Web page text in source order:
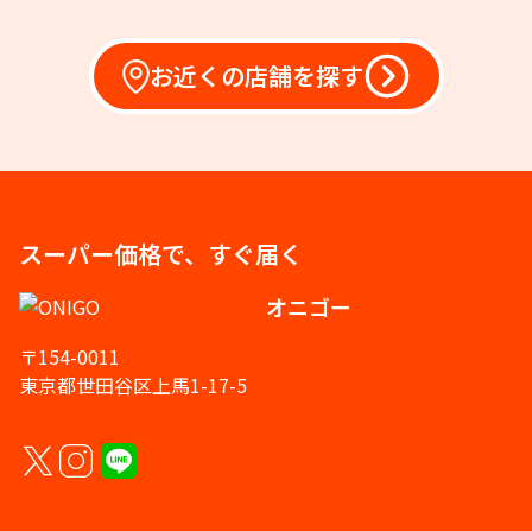
お近くの店舗を探す
スーパー価格で、すぐ届く
オニゴー
〒154-0011
東京都世田谷区上馬1-17-5